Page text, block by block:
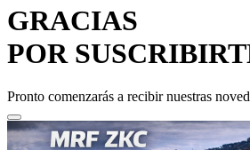
POR SUSCRIBIRTE